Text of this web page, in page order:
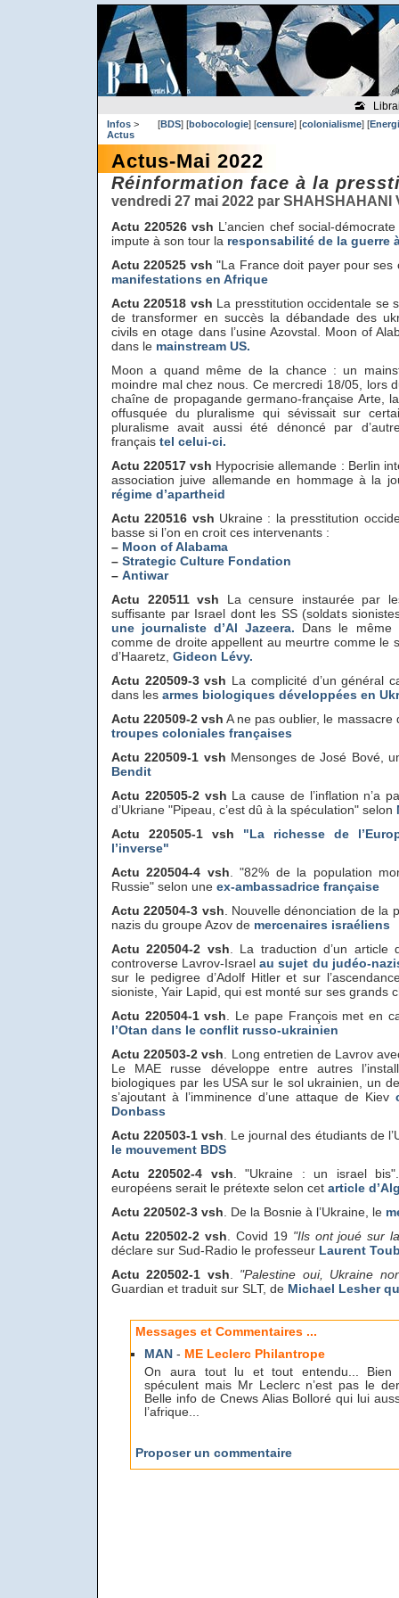
[BDS] [bobocologie] [censure] [colonialisme] [
Infos >
Actus
Actus-Mai 2022
Réinformation face à la
vendredi 27 mai 2022 par SHAHSHAHANI
Actu 220526 vsh L’ancien chef social-
impute à son tour la responsabilité de la guerre
Actu 220525 vsh "La France doit payer pour ses
manifestations en Afrique
Actu 220518 vsh La presstitution occidentale se
de transformer en succès la débandade des
civils en otage dans l’usine Azovstal. Moon of
dans le mainstream US.
Moon a quand même de la chance : un
moindre mal chez nous. Ce mercredi 18/05, lors
chaîne de propagande germano-française Arte,
offusquée du pluralisme qui sévissait sur
pluralisme avait aussi été dénoncé par
français tel celui-ci.
Actu 220517 vsh Hypocrisie allemande : Berlin
association juive allemande en hommage à la
régime d’apartheid
Actu 220516 vsh Ukraine : la presstitution
basse si l’on en croit ces intervenants :
– Moon of Alabama
– Strategic Culture Fondation
– Antiwar
Actu 220511 vsh La censure instaurée par
suffisante par Israel dont les SS (soldats
une journaliste d’Al Jazeera. Dans le même
comme de droite appellent au meurtre comme le
d’Haaretz, Gideon Lévy.
Actu 220509-3 vsh La complicité d’un général
dans les armes biologiques développées en
Actu 220509-2 vsh A ne pas oublier, le
troupes coloniales françaises
Actu 220509-1 vsh Mensonges de José Bové,
Bendit
Actu 220505-2 vsh La cause de l’inflation n’a
d’Ukriane "Pipeau, c’est dû à la spéculation" selon
Actu 220505-1 vsh
"La richesse de
l’inverse"
Actu 220504-4 vsh . "82% de la population
Russie" selon une ex-ambassadrice française
Actu 220504-3 vsh . Nouvelle dénonciation de la
nazis du groupe Azov de mercenaires israéliens
Actu 220504-2 vsh . La traduction d’un
controverse Lavrov-Israelau sujet du judéo-
sur le pedigree d’Adolf Hitler et sur
sioniste, Yair Lapid, qui est monté sur ses grands
Actu 220504-1 vsh . Le pape François met en
l’Otan dans le conflit russo-ukrainien
Actu 220503-2 vsh . Long entretien de Lavrov
Le MAE russe développe entre autres
biologiques par les USA sur le sol ukrainien, un
s’ajoutant à l’imminence d’une attaque de Kiev
Donbass
Actu 220503-1 vsh . Le journal des étudiants de
le mouvement BDS
Actu 220502-4 vsh . "Ukraine : un israel
européens serait le prétexte selon cet article
Actu 220502-3 vsh . De la Bosnie à l’Ukraine, le
Actu 220502-2 vsh . Covid 19 "Ils ont joué sur
déclare sur Sud-Radio le professeur Laurent
Actu 220502-1 vsh
"Palestine oui, Ukraine
Guardian et traduit sur SLT, de Michael Lesher
Messages et Commentaires ...
MAN- ME Leclerc Philantrope
On aura tout lu et tout entendu... Bien
spéculent mais Mr Leclerc n’est pas le
Belle info de Cnews Alias Bolloré qui lui
l’afrique...
Proposer un commentaire